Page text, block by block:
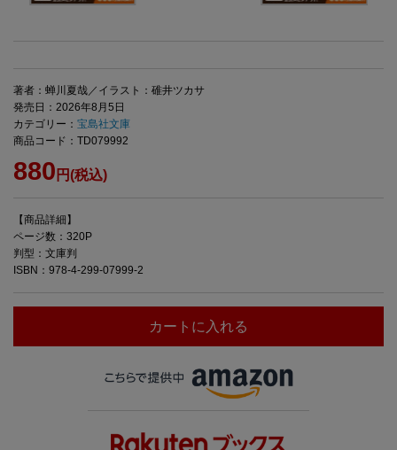
著者：蝉川夏哉／イラスト：碓井ツカサ
発売日：2026年8月5日
カテゴリー： 宝島社文庫
商品コード：TD079992
880 円(税込)
【商品詳細】
ページ数：320P
判型：文庫判
ISBN：978-4-299-07999-2
カートに入れる